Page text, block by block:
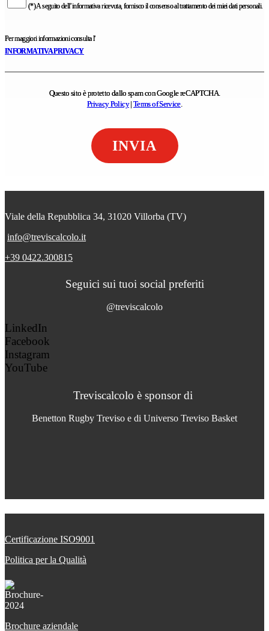
(*) A seguito dell’informativa ricevuta, fornisco il consenso al trattamento dei miei dati personali.
Per maggiori informazioni consulta l'
INFORMATIVA PRIVACY
Questo sito è protetto dallo spam con Google reCAPTCHA.
Privacy Policy| Terms of Service.
Viale della Repubblica 34, 31020 Villorba (TV)
info@treviscalcolo.it
+39 0422.300815
Seguici sui tuoi social preferiti
@treviscalcolo
LinkedIn
Facebook
Instagram
YouTube
Treviscalcolo è sponsor di
Benetton Rugby Treviso e di Universo Treviso Basket
Certificazione ISO9001
Politica per la Qualità
Brochure aziendale